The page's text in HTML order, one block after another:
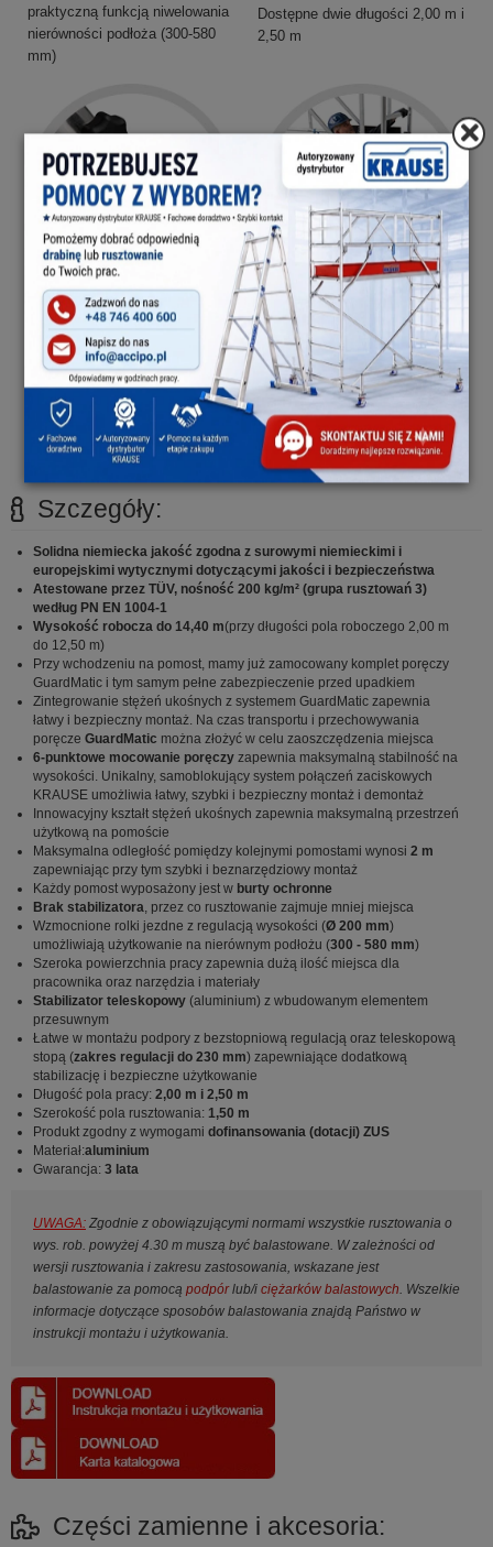
praktyczną funkcją niwelowania
nierówności podłoża (300-580
mm)
Dostępne dwie długości 2,00 m i
2,50 m
Teleskopowe podpory
Regulacja do 23 cm, podpory ze
zintegrowaną gumową nakładką
Bezpieczne wejście od
strony wewnętzrnej
Wyprofilowane szczeble i
maksymalna odległość
podestów 2 m zapewniają
bezpieczny wejście/zejście
Szczegóły:
Solidna niemiecka jakość zgodna z surowymi niemieckimi i
europejskimi wytycznymi dotyczącymi jakości i bezpieczeństwa
Atestowane przez TÜV, nośność 200 kg/m² (grupa rusztowań 3)
według PN EN 1004-1
Wysokość robocza do 14,40 m(przy długości pola roboczego 2,00 m
do 12,50 m)
Przy wchodzeniu na pomost, mamy już zamocowany komplet poręczy
GuardMatic i tym samym pełne zabezpieczenie przed upadkiem
Zintegrowanie stężeń ukośnych z systemem GuardMatic zapewnia
łatwy i bezpieczny montaż. Na czas transportu i przechowywania
poręcze GuardMatic można złożyć w celu zaoszczędzenia miejsca
6-punktowe mocowanie poręczy zapewnia maksymalną stabilność na
wysokości. Unikalny, samoblokujący system połączeń zaciskowych
KRAUSE umożliwia łatwy, szybki i bezpieczny montaż i demontaż
Innowacyjny kształt stężeń ukośnych zapewnia maksymalną przestrzeń
użytkową na pomoście
Maksymalna odległość pomiędzy kolejnymi pomostami wynosi 2 m
zapewniając przy tym szybki i beznarzędziowy montaż
Każdy pomost wyposażony jest w burty ochronne
Brak stabilizatora, przez co rusztowanie zajmuje mniej miejsca
Wzmocnione rolki jezdne z regulacją wysokości (Ø 200 mm)
umożliwiają użytkowanie na nierównym podłożu (300 - 580 mm)
Szeroka powierzchnia pracy zapewnia dużą ilość miejsca dla
pracownika oraz narzędzia i materiały
Stabilizator teleskopowy (aluminium) z wbudowanym elementem
przesuwnym
Łatwe w montażu podpory z bezstopniową regulacją oraz teleskopową
stopą (zakres regulacji do 230 mm) zapewniające dodatkową
stabilizację i bezpieczne użytkowanie
Długość pola pracy: 2,00 m i 2,50 m
Szerokość pola rusztowania: 1,50 m
Produkt zgodny z wymogami dofinansowania (dotacji) ZUS
Materiał:aluminium
Gwarancja: 3 lata
UWAGA: Zgodnie z obowiązującymi normami wszystkie rusztowania o
wys. rob. powyżej 4.30 m muszą być balastowane. W zależności od
wersji rusztowania i zakresu zastosowania, wskazane jest
balastowanie za pomocą podpórlub/i ciężarków balastowych. Wszelkie
informacje dotyczące sposobów balastowania znajdą Państwo w
instrukcji montażu i użytkowania.
Części zamienne i akcesoria: